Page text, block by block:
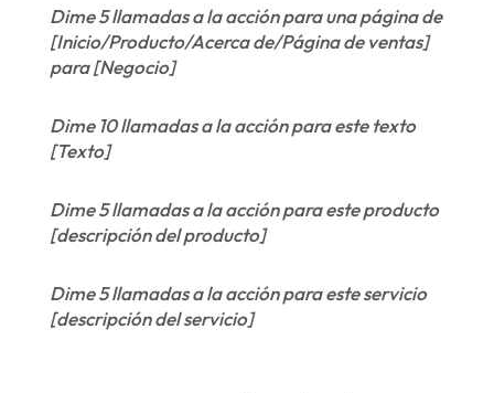
Dime 5 llamadas a la acción para una página de
[Inicio/Producto/Acerca de/Página de ventas]
para [Negocio]
Dime 10 llamadas a la acción para este texto
[Texto]
Dime 5 llamadas a la acción para este producto
[descripción del producto]
Dime 5 llamadas a la acción para este servicio
[descripción del servicio]